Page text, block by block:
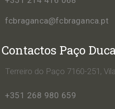
fcbraganca@fcbraganca.pt
Contactos Paço
Terreiro do Paço 7160-251,
+351 268 980 659